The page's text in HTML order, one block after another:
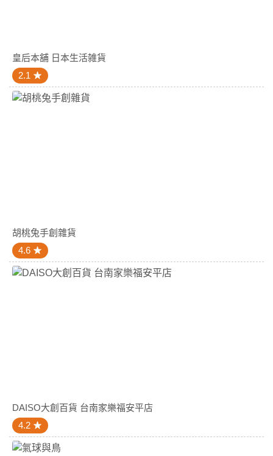
皇后本舖 日本生活雑貨
2.1
胡桃兔手創雜貨
4.6
DAISO大創百貨 台南家樂福安平店
4.2